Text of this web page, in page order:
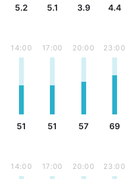
5.2 5.1 3.9 4.4
14:00
51
17:00
51
20:00
57
23:00
69
14:00 17:00 20:00 23:00